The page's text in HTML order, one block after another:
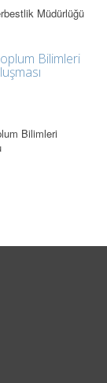
Müdürlüğü
Bilimleri
Bilimleri